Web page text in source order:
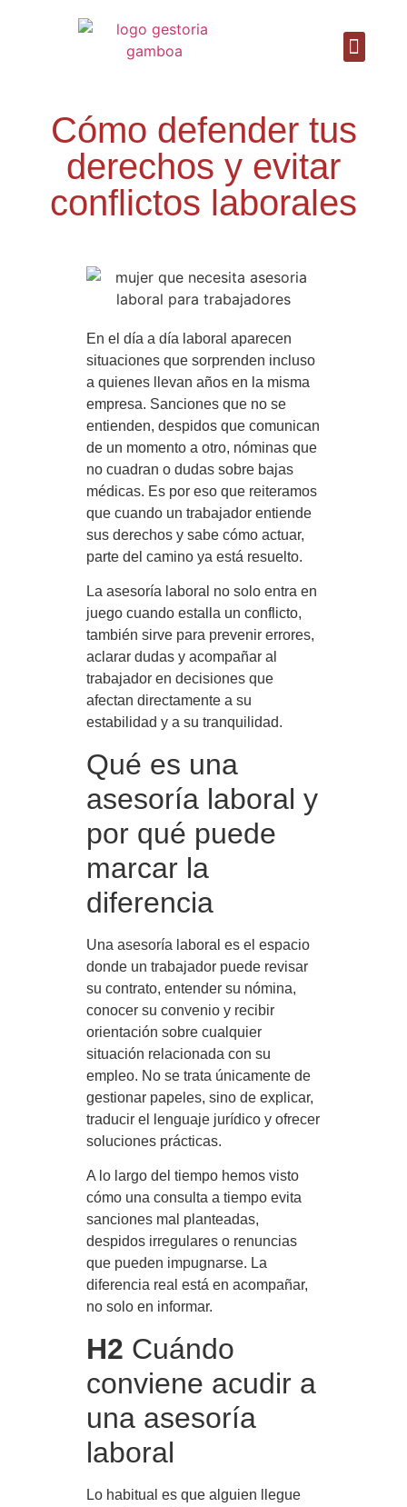
Cómo defender tus
derechos y evitar
conflictos laborales
En el día a día laboral aparecen
situaciones que sorprenden incluso
a quienes llevan años en la misma
empresa. Sanciones que no se
entienden, despidos que comunican
de un momento a otro, nóminas que
no cuadran o dudas sobre bajas
médicas. Es por eso que reiteramos
que cuando un trabajador entiende
sus derechos y sabe cómo actuar,
parte del camino ya está resuelto.
La asesoría laboral no solo entra en
juego cuando estalla un conflicto,
también sirve para prevenir errores,
aclarar dudas y acompañar al
trabajador en decisiones que
afectan directamente a su
estabilidad y a su tranquilidad.
Qué es una
asesoría laboral y
por qué puede
marcar la
diferencia
Una asesoría laboral es el espacio
donde un trabajador puede revisar
su contrato, entender su nómina,
conocer su convenio y recibir
orientación sobre cualquier
situación relacionada con su
empleo. No se trata únicamente de
gestionar papeles, sino de explicar,
traducir el lenguaje jurídico y ofrecer
soluciones prácticas.
A lo largo del tiempo hemos visto
cómo una consulta a tiempo evita
sanciones mal planteadas,
despidos irregulares o renuncias
que pueden impugnarse. La
diferencia real está en acompañar,
no solo en informar.
H2 Cuándo
conviene acudir a
una asesoría
laboral
Lo habitual es que alguien llegue